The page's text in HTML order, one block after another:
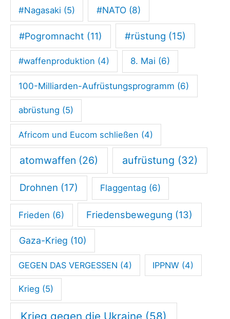
#Nagasaki (5) #NATO(8)
#Pogromnacht (11) #rüstung (15)
#waffenproduktion (4) 8. Mai (6)
100-Milliarden-Aufrüstungsprogramm (6)
abrüstung (5)
Africom und Eucom schließen (4)
atomwaffen (26) aufrüstung (32)
Drohnen (17) Flaggentag (6)
Frieden (6) Friedensbewegung (13)
Gaza-Krieg (10)
GEGEN DAS VERGESSEN (4) IPPNW (4)
Krieg (5)
Krieg gegen die Ukraine (58)